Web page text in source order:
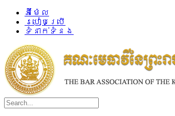
អ៊ីម៉ែល
របៀបប្រើ
ទំនាក់ទំនង